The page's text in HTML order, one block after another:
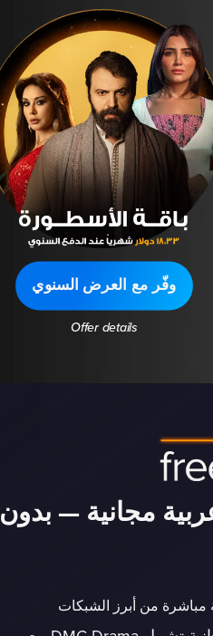
وفّر مع العرض السنوي
Offer details
مجانية — بدون
مباشرة من أبرز الشبكات